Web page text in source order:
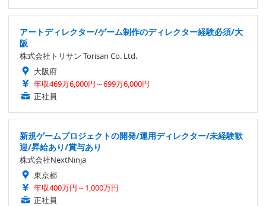
アートディレクター/ゲーム制作のディレクター経験必須/大
阪
株式会社トリサン Torisan Co. Ltd.
大阪府
年収469万6,000円～699万6,000円
正社員
新規ゲームプロジェクトの開発/運用ディレクター/未経験歓
迎/昇給あり/賞与あり
株式会社NextNinja
東京都
年収400万円～1,000万円
正社員